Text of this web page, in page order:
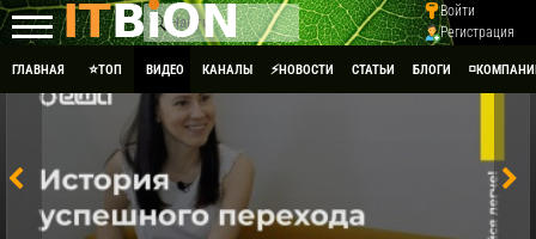
Войти
Регистрация
ГЛАВНАЯ ⭐ТОП ВИДЕО КАНАЛЫ ⚡НОВОСТИ СТАТЬИ БЛОГИ